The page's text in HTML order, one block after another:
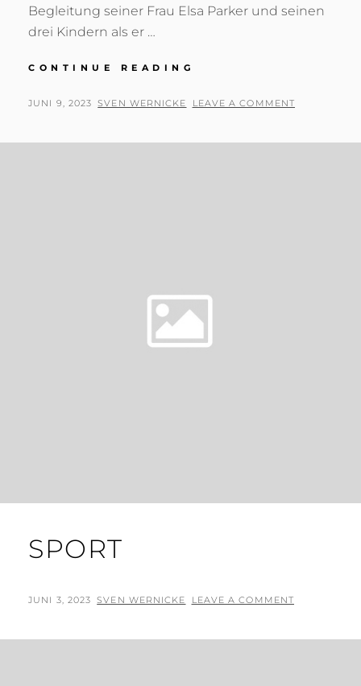
Begleitung seiner Frau Elsa Parker und seinen
drei Kindern als er …
CONTINUE READING
EXTRACTION
POSTED
JUNI 9, 2023 BY
SVEN WERNICKE LEAVE A COMMENT
SPORT
POSTED
JUNI 3, 2023 BY
SVEN WERNICKE LEAVE A COMMENT